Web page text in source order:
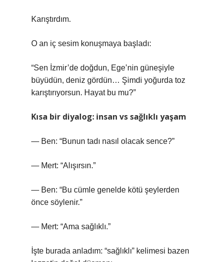
Karıştırdım.
O an iç sesim konuşmaya başladı:
“Sen İzmir’de doğdun, Ege’nin güneşiyle
büyüdün, deniz gördün… Şimdi yoğurda toz
karıştırıyorsun. Hayat bu mu?”
Kısa bir diyalog: insan vs sağlıklı yaşam
— Ben: “Bunun tadı nasıl olacak sence?”
— Mert: “Alışırsın.”
— Ben: “Bu cümle genelde kötü şeylerden
önce söylenir.”
— Mert: “Ama sağlıklı.”
İşte burada anladım: “sağlıklı” kelimesi bazen